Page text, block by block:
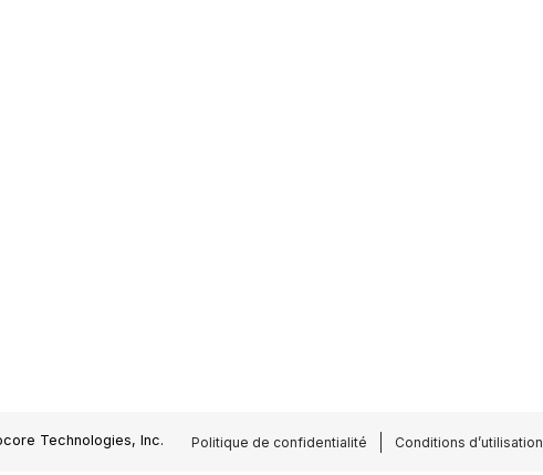
Technologies, Inc. Politique de confidentialité Conditions d’utilisation